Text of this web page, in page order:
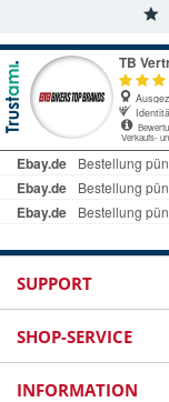
SUPPORT
SHOP-SERVICE
INFORMATION